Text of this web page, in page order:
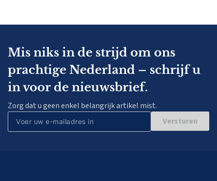
Mis niks in de strijd om ons
prachtige Nederland – schrijf u
in voor de nieuwsbrief.
Zorg dat u geen enkel belangrijk artikel mist.
Versturen